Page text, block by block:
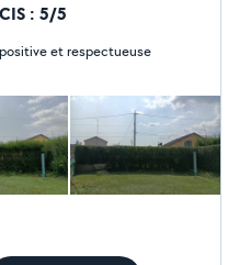
-la remises en
pour le débarras de
maisons, garages, caves ou greniers. Cordialement.
: 5/5
attitude positive et respectueuse